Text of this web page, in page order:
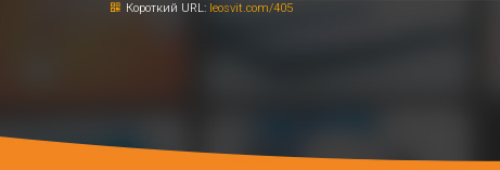
Короткий URL: leosvit.com/405